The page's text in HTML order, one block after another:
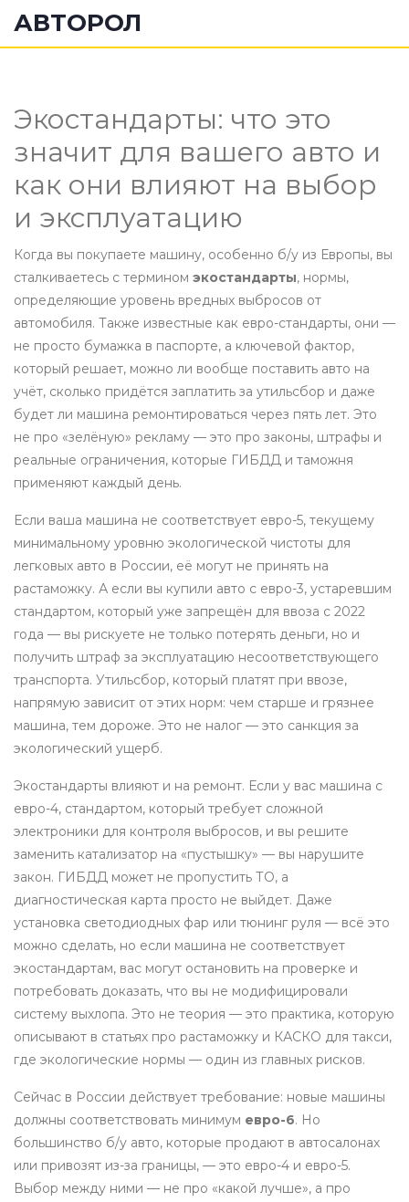
АВТОРОЛ
Экостандарты: что это
значит для вашего авто и
как они влияют на выбор
и эксплуатацию
Когда вы покупаете машину, особенно б/у из Европы, вы
сталкиваетесь с термином экостандарты, нормы,
определяющие уровень вредных выбросов от
автомобиля. Также известные как евро-стандарты, они —
не просто бумажка в паспорте, а ключевой фактор,
который решает, можно ли вообще поставить авто на
учёт, сколько придётся заплатить за утильсбор и даже
будет ли машина ремонтироваться через пять лет. Это
не про «зелёную» рекламу — это про законы, штрафы и
реальные ограничения, которые ГИБДД и таможня
применяют каждый день.
Если ваша машина не соответствует евро-5, текущему
минимальному уровню экологической чистоты для
легковых авто в России, её могут не принять на
растаможку. А если вы купили авто с евро-3, устаревшим
стандартом, который уже запрещён для ввоза с 2022
года — вы рискуете не только потерять деньги, но и
получить штраф за эксплуатацию несоответствующего
транспорта. Утильсбор, который платят при ввозе,
напрямую зависит от этих норм: чем старше и грязнее
машина, тем дороже. Это не налог — это санкция за
экологический ущерб.
Экостандарты влияют и на ремонт. Если у вас машина с
евро-4, стандартом, который требует сложной
электроники для контроля выбросов, и вы решите
заменить катализатор на «пустышку» — вы нарушите
закон. ГИБДД может не пропустить ТО, а
диагностическая карта просто не выйдет. Даже
установка светодиодных фар или тюнинг руля — всё это
можно сделать, но если машина не соответствует
экостандартам, вас могут остановить на проверке и
потребовать доказать, что вы не модифицировали
систему выхлопа. Это не теория — это практика, которую
описывают в статьях про растаможку и КАСКО для такси,
где экологические нормы — один из главных рисков.
Сейчас в России действует требование: новые машины
должны соответствовать минимум евро-6. Но
большинство б/у авто, которые продают в автосалонах
или привозят из-за границы, — это евро-4 и евро-5.
Выбор между ними — не про «какой лучше», а про